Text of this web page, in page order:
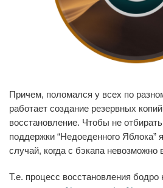
Причем, поломался у всех по
работает создание резервных
восстановление. Чтобы не
поддержки “Недоеденного
случай, когда с бэкапа невозможно
Т.е. процесс восстановления бодро